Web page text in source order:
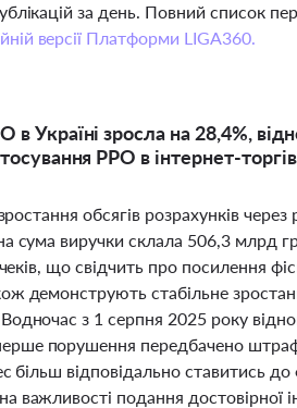
за день. Повний список
версії Платформи LIGA360.
Україні зросла на 28,4%,
РРО в інтернет-
обсягів розрахунків
сума виручки склала 506,3 млрд
що свідчить про посилення
демонструють стабільне
з 1 серпня 2025 року
порушення передбачено штраф
відповідально ставитись до
важливості подання достовірної